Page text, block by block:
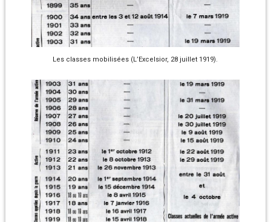
Les classes mobilisées (L’Excelsior, 28 juillet 1919).